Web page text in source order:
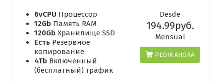
6vCPU Процессор
12Gb Память RAM
120Gb Хранилище SSD
Есть Резервное
копирование
4Tb Включенный
(бесплатный) трафик
Desde
194.99руб.
Mensual
PEDIR AHORA